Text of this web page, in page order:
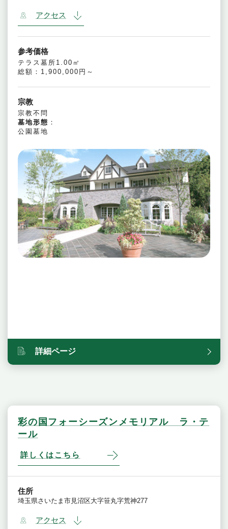
アクセス
参考価格
テラス墓所1.00㎡
総額：1,900,000円～
宗教
宗教不問
墓地形態 ：
公園墓地
詳細ページ
彩の国フォーシーズンメモリアル ラ・テ
ール
詳しくはこちら
住所
埼玉県さいたま市見沼区大字笹丸字荒神277
アクセス